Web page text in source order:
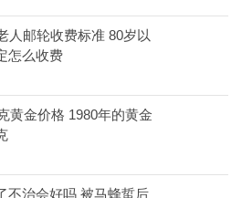
人邮轮收费标准 80岁以
怎么收费
黄金价格 1980年的黄金
不治会好吗 被马蜂蜇后